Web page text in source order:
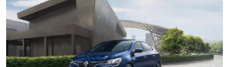
İkinci El & Alım-Satım
Bakım & Arıza Çözümleri
Elektrikli & Hibrit